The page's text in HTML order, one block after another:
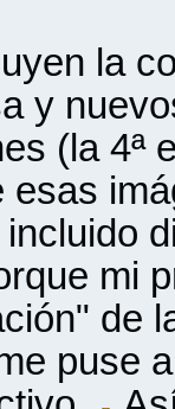
la
y
(la 4ª
esas
mi
de
puse